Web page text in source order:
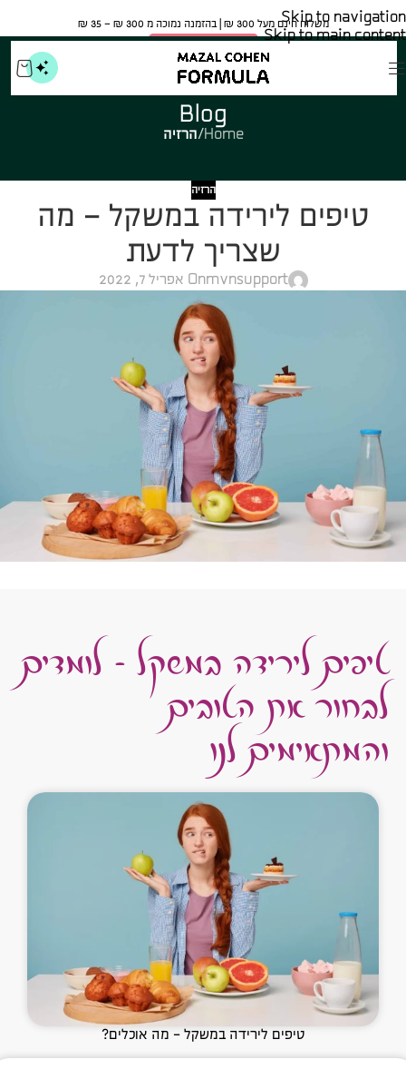
Skip to navigation
Skip to main content
משלוח חינם מעל 300 ₪ | בהזמנה נמוכה מ 300 ₪ – 35 ₪​
🍀 אישור משרד הבריאות
Blog
Home
/הרזיה
הרזיה
טיפים לירידה במשקל – מה
שצריך לדעת
mvnsupportOn אפריל 7, 2022
טיפים לירידה במשקל - לומדים
לבחור את הטובים
והמתאימים לנו
טיפים לירידה במשקל - מה אוכלים?